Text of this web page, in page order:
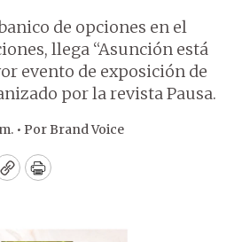
de opciones en el
llega “Asunción está
evento de exposición de
por la revista Pausa.
• PorBrand Voice
CopyPrint